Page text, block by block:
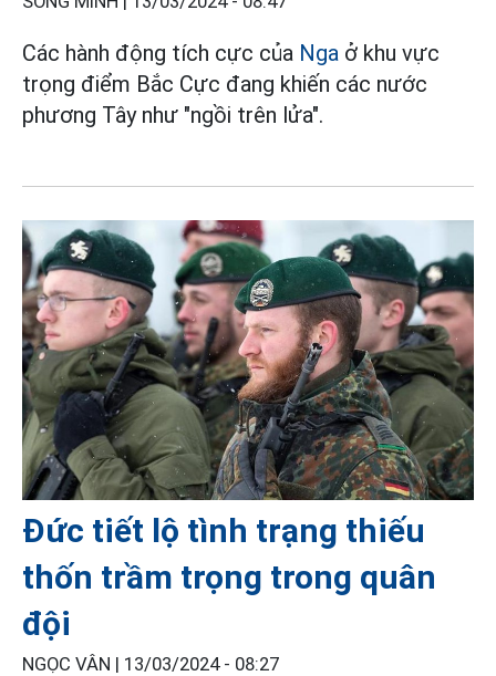
Các hành động tích cực của Nga ở khu vực
trọng điểm Bắc Cực đang khiến các nước
phương Tây như "ngồi trên lửa".
Đức tiết lộ tình trạng thiếu
thốn trầm trọng trong quân
đội
NGỌC VÂN | 13/03/2024 - 08:27